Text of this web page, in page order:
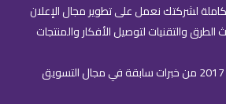
لشركتك نعمل على تطوير مجال الإعلان
والتقنيات لتوصيل الأفكار والمنتجات
تأسست الشركة في سنة 2017 من خبرات سابقة في مجال التسويق